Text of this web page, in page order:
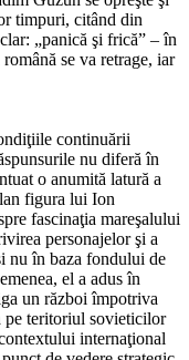
timpuri, citând din
„panică şi frică” – în
se va retrage, iar
continuării
nu diferă în
o anumită latură a
figura lui Ion
fascinaţia mareşalului
personajelor şi a
nu în baza fondului de
el a adus în
un război împotriva
pe teritoriul sovieticilor
internaţional